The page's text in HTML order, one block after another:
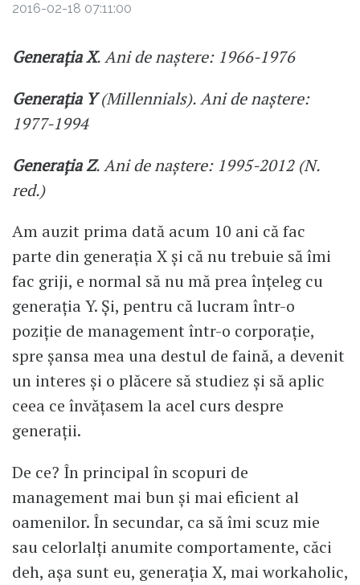
2016-02-18 07:11:00
Generația X. Ani de naștere: 1966-1976
Generația Y(Millennials). Ani de naștere:
1977-1994
Generația Z. Ani de naștere: 1995-2012 (N.
red.)
Am auzit prima dată acum 10 ani că fac
parte din generația X și că nu trebuie să îmi
fac griji, e normal să nu mă prea înțeleg cu
generația Y. Și, pentru că lucram într-o
poziție de management într-o corporație,
spre șansa mea una destul de faină, a devenit
un interes și o plăcere să studiez și să aplic
ceea ce învățasem la acel curs despre
generații.
De ce? În principal în scopuri de
management mai bun și mai eficient al
oamenilor. În secundar, ca să îmi scuz mie
sau celorlalți anumite comportamente, căci
deh, așa sunt eu, generația X, mai workaholic,